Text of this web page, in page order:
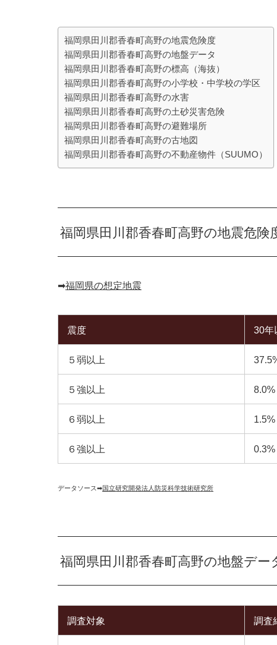
福岡県田川郡香春町高野の地震危険度
福岡県田川郡香春町高野の地盤データ
福岡県田川郡香春町高野の標高（海抜）
福岡県田川郡香春町高野の小学校・中学校の学区
福岡県田川郡香春町高野の水害
福岡県田川郡香春町高野の土砂災害危険
福岡県田川郡香春町高野の避難場所
福岡県田川郡香春町高野の古地図
福岡県田川郡香春町高野の不動産物件（SUUMO）
福岡県田川郡香春町高野の地震危険
➡︎福岡県の想定地震
震度 30年
５弱以上
５強以上 8.0%
６弱以上 1.5%
６強以上 0.3%
データソース➡︎国立研究開発法人防災科学技術研究所
福岡県田川郡香春町高野の地盤デー
調査対象 調査